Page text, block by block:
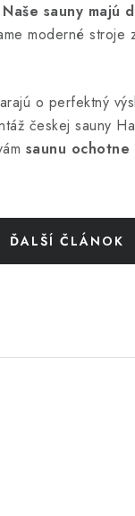
sauny majú
moderné stroje
o perfektný
českej sauny
saunu ochotne
ĎALŠÍ ČLÁNOK